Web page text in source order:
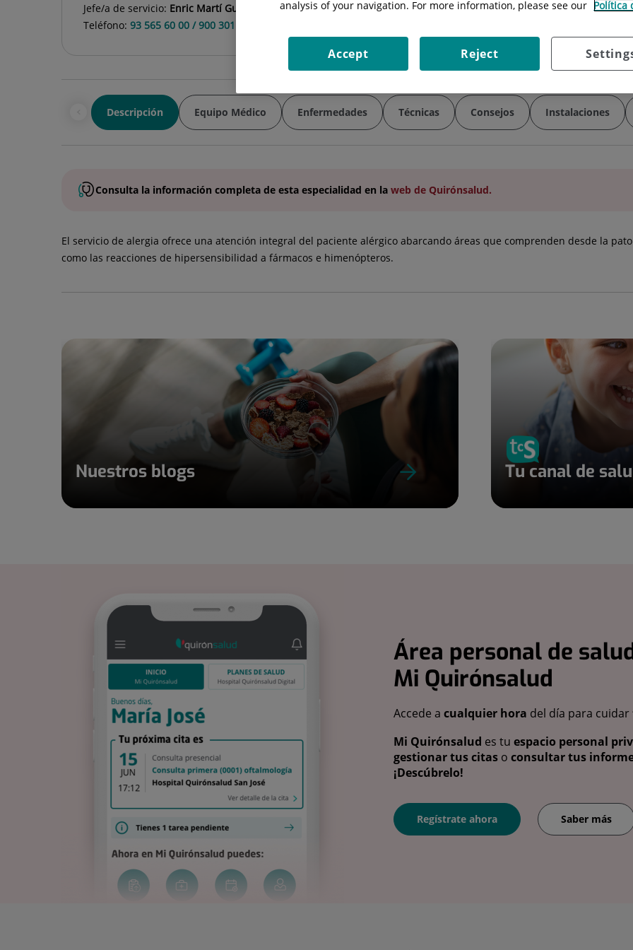
Jefe/a de servicio: Enric Martí Guadaño Situación:Módulo P (Planta 1)
Teléfono: 93 565 60 00 / 900 301 013
Descripción Equipo Médico Enfermedades Técnicas Consejos Instalaciones
Consulta la información completa de esta especialidad en la web de Quirónsalud.
El servicio de alergia ofrece una atención integral del paciente alérgico abarcando áreas que comprenden desde la
como las reacciones de hipersensibilidad a fármacos e himenópteros.
Nuestros blogs Tu canal de
Área personal de
Mi Quirónsalud
Accede a cualquier hora del día para cuidar
Mi Quirónsalud es tu espacio personal
gestionar tus citas o consultar tus
¡Descúbrelo!
Regístrate ahora Saber más
analysis of your navigation. For more information, please see our Política
Reject
Accept